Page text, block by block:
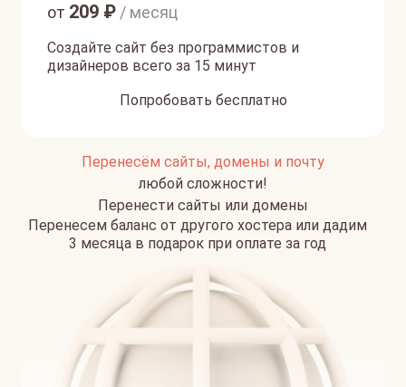
Создайте сайт без программистов и
дизайнеров всего за 15 минут
от 209 ₽ / месяц
Попробовать бесплатно
Перенесём сайты, домены и почту
любой сложности!
Перенести сайты или домены
Перенесем баланс от другого хостера или дадим
3 месяца в подарок при оплате за год